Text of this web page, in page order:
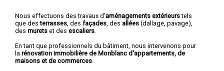
Nous effectuons des travaux d'aménagements extérieurstels
que desterrasses , des façades , des allées (dallage, pavage),
des murets et des escaliers
En tant que professionnels du bâtiment, nous intervenons pour
la rénovation immobilière de Monblanc d'appartements, de
maisons et de commerces